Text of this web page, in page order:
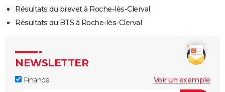
Résultats du brevet à Roche-lès-Clerval
Résultats du BTS à Roche-lès-Clerval
NEWSLETTER
Finance Voir un exemple